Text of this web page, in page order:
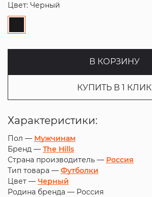
Цвет: Черный
В КОРЗИНУ
КУПИТЬ В 1 КЛИК
Характеристики:
Пол — Мужчинам
Бренд — The Hills
Страна производитель — Россия
Тип товара — Футболки
Цвет — Черный
Родина бренда — Россия